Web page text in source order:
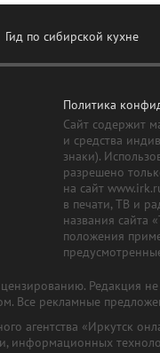
Гид по сибирской кухне
Политика
Сайт содержит
и средства
знаки).
разрешено
на сайт
в печати, ТВ и
названия сайта
положения
Редакция
Все рекламные
агентства
информационных